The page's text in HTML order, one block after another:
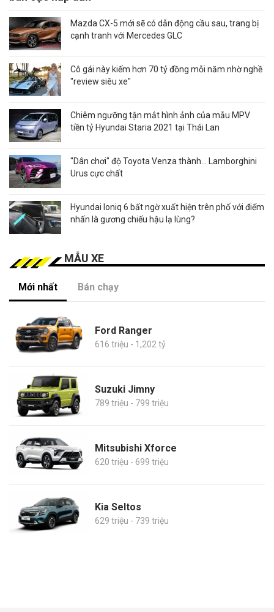
Mazda CX-5 mới sẽ có dẫn động cầu sau, trang bị
cạnh tranh với Mercedes GLC
Cô gái này kiếm hơn 70 tỷ đồng mỗi năm nhờ nghề
"review siêu xe"
Chiêm ngưỡng tận mắt hình ảnh của mẫu MPV
tiền tỷ Hyundai Staria 2021 tại Thái Lan
"Dân chơi" độ Toyota Venza thành... Lamborghini
Urus cực chất
Hyundai Ioniq 6 bất ngờ xuất hiện trên phố với điểm
nhấn là gương chiếu hậu lạ lùng?
MẪU XE
Mới nhất Bán chạy
Ford Ranger
616 triệu - 1,202 tỷ
Suzuki Jimny
789 triệu - 799 triệu
Mitsubishi Xforce
620 triệu - 699 triệu
Kia Seltos
629 triệu - 739 triệu